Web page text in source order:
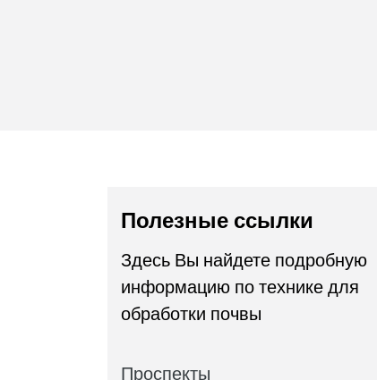
Полезные ссылки
Здесь Вы найдете подробную
информацию по технике для
обработки почвы
Проспекты